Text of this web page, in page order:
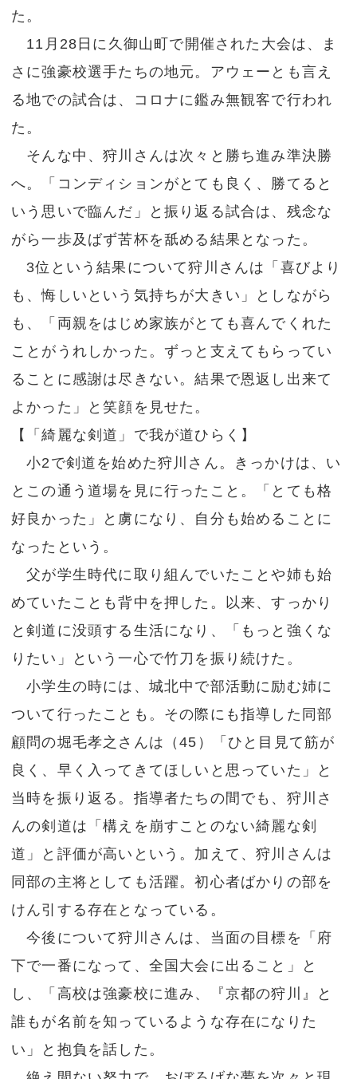
た。
11月28日に久御山町で開催された大会は、ま
さに強豪校選手たちの地元。アウェーとも言え
る地での試合は、コロナに鑑み無観客で行われ
た。
そんな中、狩川さんは次々と勝ち進み準決勝
へ。「コンディションがとても良く、勝てると
いう思いで臨んだ」と振り返る試合は、残念な
がら一歩及ばず苦杯を舐める結果となった。
3位という結果について狩川さんは「喜びより
も、悔しいという気持ちが大きい」としながら
も、「両親をはじめ家族がとても喜んでくれた
ことがうれしかった。ずっと支えてもらってい
ることに感謝は尽きない。結果で恩返し出来て
よかった」と笑顔を見せた。
【「綺麗な剣道」で我が道ひらく】
小2で剣道を始めた狩川さん。きっかけは、い
とこの通う道場を見に行ったこと。「とても格
好良かった」と虜になり、自分も始めることに
なったという。
父が学生時代に取り組んでいたことや姉も始
めていたことも背中を押した。以来、すっかり
と剣道に没頭する生活になり、「もっと強くな
りたい」という一心で竹刀を振り続けた。
小学生の時には、城北中で部活動に励む姉に
ついて行ったことも。その際にも指導した同部
顧問の堀毛孝之さんは（45）「ひと目見て筋が
良く、早く入ってきてほしいと思っていた」と
当時を振り返る。指導者たちの間でも、狩川さ
んの剣道は「構えを崩すことのない綺麗な剣
道」と評価が高いという。加えて、狩川さんは
同部の主将としても活躍。初心者ばかりの部を
けん引する存在となっている。
今後について狩川さんは、当面の目標を「府
下で一番になって、全国大会に出ること」と
し、「高校は強豪校に進み、『京都の狩川』と
誰もが名前を知っているような存在になりた
い」と抱負を話した。